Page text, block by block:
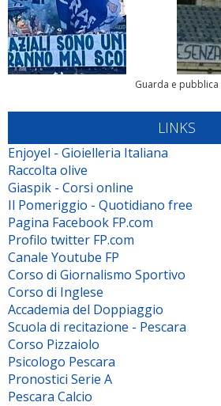
Guarda e pubblica
LINKS
Enjoyel - Gioielleria Italiana
Raccolta olive
Giaspik - Corsi online
Il Pomeriggio - Quotidiano free
Pagina Facebook FP.com
Profilo twitter FP.com
Canale Youtube FP
Corso di Giornalismo Sportivo
Corso di Inglese
Accademia del Doppiaggio
Scuola di recitazione - Pescara
Corso Pizzaiolo
Psicologo Pescara
Pronostici Serie A
Pescara Calcio